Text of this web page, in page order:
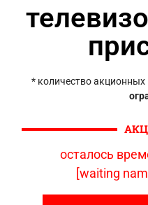
* количество
осталось
[waiting